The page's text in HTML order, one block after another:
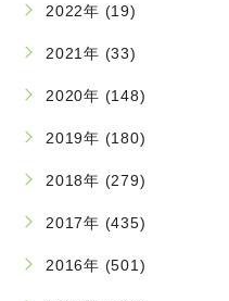
2022年 (19)
2021年 (33)
2020年 (148)
2019年 (180)
2018年 (279)
2017年 (435)
2016年 (501)